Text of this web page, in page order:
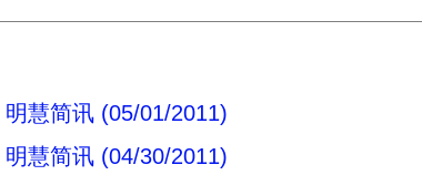
明慧简讯 (05/01/2011)
明慧简讯 (04/30/2011)